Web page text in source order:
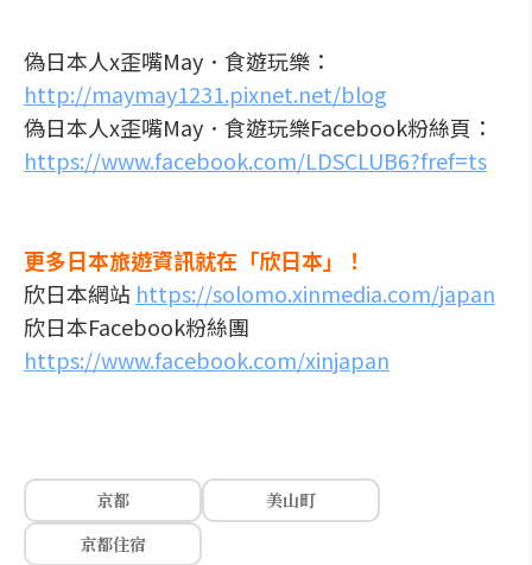
偽日本人x歪嘴May．食遊玩樂：
http://maymay1231.pixnet.net/blog
偽日本人x歪嘴May．食遊玩樂Facebook粉絲頁：
https://www.facebook.com/LDSCLUB6?fref=ts
更多日本旅遊資訊就在「欣日本」！
欣日本網站 https://solomo.xinmedia.com/japan
欣日本Facebook粉絲團
https://www.facebook.com/xinjapan
京都
美山町
京都住宿